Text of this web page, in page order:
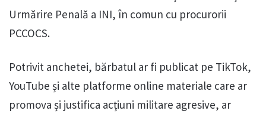
Urmărire Penală a INI, în comun cu procurorii
PCCOCS.
Potrivit anchetei, bărbatul ar fi publicat pe TikTok,
YouTube și alte platforme online materiale care ar
promova și justifica acțiuni militare agresive, ar